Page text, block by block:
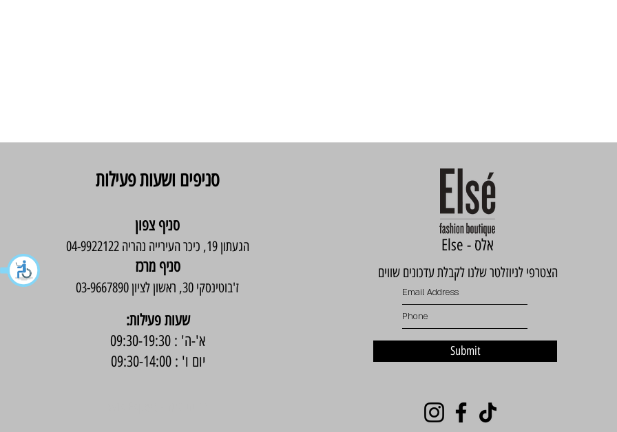
סניפים ושעות פעילות
סניף צפון
הגעתון 19, כיכר העירייה נהריה 04-9922122
סניף מרכז
ז'בוטינסקי 30, ראשון לציון 03-9667890
:שעות פעילות
א'-ה' : 09:30-19:30
יום ו' : 09:30-14:00
Else - אלס
הצטרפי לניוזלטר שלנו לקבלת עדכונים שווים
Submit